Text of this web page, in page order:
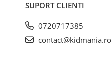
SUPORT CLIENTI
0720717385
contact@kidmania.ro